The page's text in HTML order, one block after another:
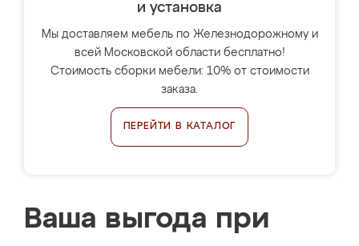
и установка
Мы доставляем мебель по Железнодорожному и
всей Московской области бесплатно!
Стоимость сборки мебели: 10% от стоимости
заказа.
ПЕРЕЙТИ В КАТАЛОГ
Ваша выгода при